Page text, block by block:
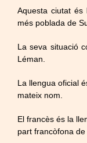
Aquesta ciutat
més poblada de
La seva situació
Léman.
La llengua oficial
mateix nom.
El francès és la
part francòfona de